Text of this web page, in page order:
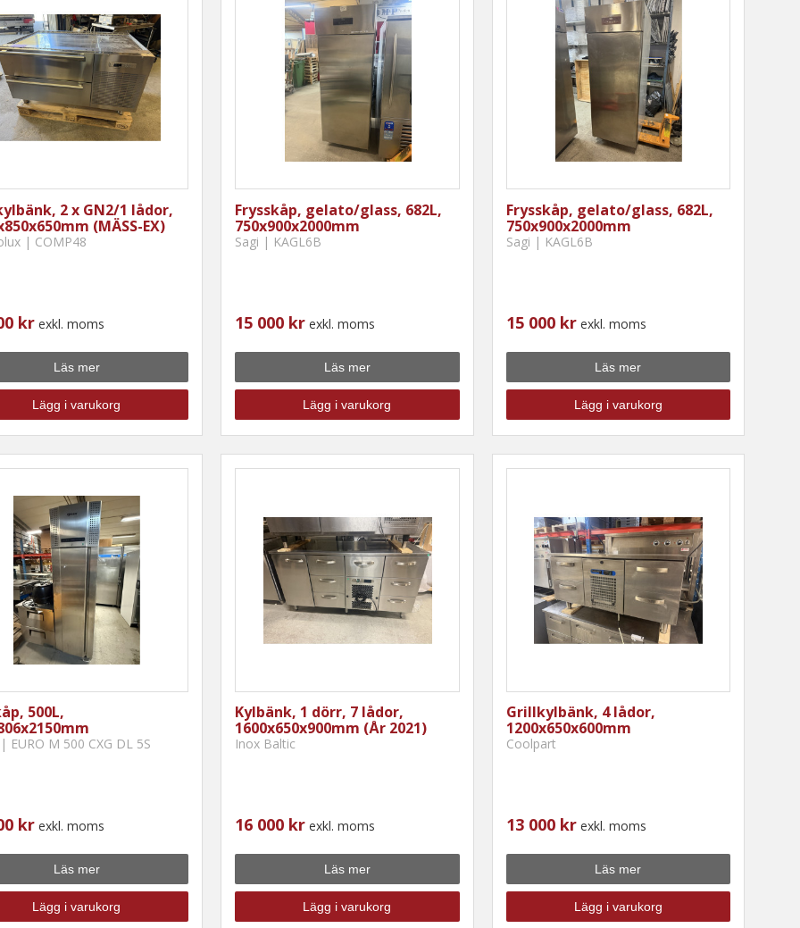
2 x GN2/1 lådor,
(MÄSS-EX)
| COMP48
kr exkl. moms
Läs mer
Lägg i varukorg
Frysskåp, gelato/glass, 682L,
750x900x2000mm
Sagi | KAGL6B
15 000 kr exkl. moms
Läs mer
Lägg i varukorg
Frysskåp, gelato/glass, 682L,
750x900x2000mm
Sagi | KAGL6B
15 000 krexkl. moms
Läs mer
Lägg i varukorg
500L,
EURO M 500 CXG DL 5S
kr exkl. moms
Läs mer
Lägg i varukorg
Kylbänk, 1 dörr, 7 lådor,
1600x650x900mm (År 2021)
Inox Baltic
16 000 kr exkl. moms
Läs mer
Lägg i varukorg
Grillkylbänk, 4 lådor,
1200x650x600mm
Coolpart
13 000 krexkl. moms
Läs mer
Lägg i varukorg